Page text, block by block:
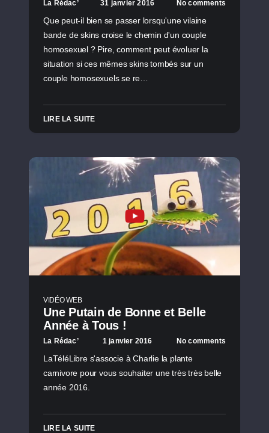
La Rédac’ 31 janvier 2016 No comments
Que peut-il bien se passer lorsqu'une vilaine
bande de skins croise le chemin d'un couple
homosexuel ? Pire, comment peut évoluer la
situation si ces mêmes skins tombés sur un
couple homosexuels se re…
LIRE LA SUITE
VIDÉO WEB
Une Putain de Bonne et Belle
Année à Tous !
La Rédac’ 1 janvier 2016 No comments
LaTéléLibre s'associe à Charlie la plante
carnivore pour vous souhaiter une très très belle
année 2016.
LIRE LA SUITE